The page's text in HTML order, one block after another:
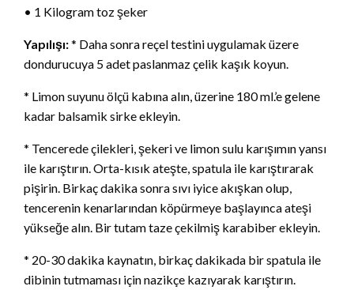
• 1 Kilogram toz şeker
Yapılışı:* Daha sonra reçel testini uygulamak üzere
dondurucuya 5 adet paslanmaz çelik kaşık koyun.
* Limon suyunu ölçü kabına alın, üzerine 180 ml.’e gelene
kadar balsamik sirke ekleyin.
* Tencerede çilekleri, şekeri ve limon sulu karışımın yansı
ile karıştırın. Orta-kısık ateşte, spatula ile karıştırarak
pişirin. Birkaç dakika sonra sıvı iyice akışkan olup,
tencerenin kenarlarından köpürmeye başlayınca ateşi
yükseğe alın. Bir tutam taze çekilmiş karabiber ekleyin.
* 20-30 dakika kaynatın, birkaç dakikada bir spatula ile
dibinin tutmaması için nazikçe kazıyarak karıştırın.